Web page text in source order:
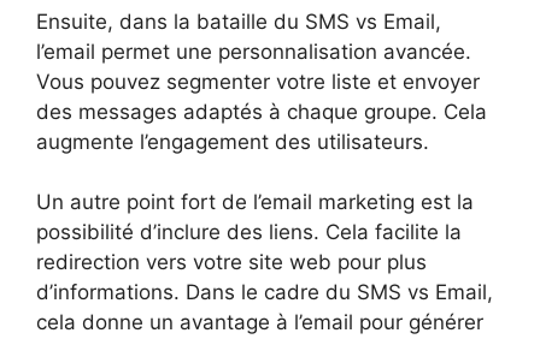
Ensuite, dans la bataille du SMS vs Email,
l’email permet une personnalisation avancée.
Vous pouvez segmenter votre liste et envoyer
des messages adaptés à chaque groupe. Cela
augmente l’engagement des utilisateurs.
Un autre point fort de l’email marketing est la
possibilité d’inclure des liens. Cela facilite la
redirection vers votre site web pour plus
d’informations. Dans le cadre du SMS vs Email,
cela donne un avantage à l’email pour générer